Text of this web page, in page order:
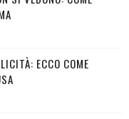
ECCO COME